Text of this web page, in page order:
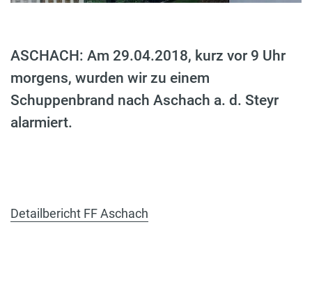
ASCHACH: Am 29.04.2018, kurz vor 9 Uhr
morgens, wurden wir zu einem
Schuppenbrand nach Aschach a. d. Steyr
alarmiert.
Detailbericht FF Aschach